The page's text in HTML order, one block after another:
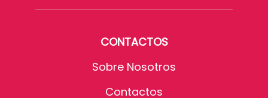
CONTACTOS
Sobre Nosotros
Contactos